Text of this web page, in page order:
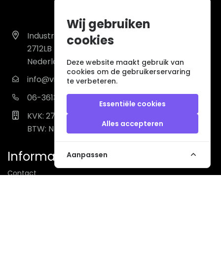
Industrieweg 14 A
2712LB Zoetermeer
Nederland
info@vintagemusicstore.nl
06-36130561 (Whatsapp)
KVK: 27327513
BTW: NL819958657B01
Informatie
Contact
Wij gebruiken
cookies
Deze website maakt gebruik van
cookies om de gebruikerservaring
te verbeteren.
Essentiële cookies
Alles accepteren
Aanpassen